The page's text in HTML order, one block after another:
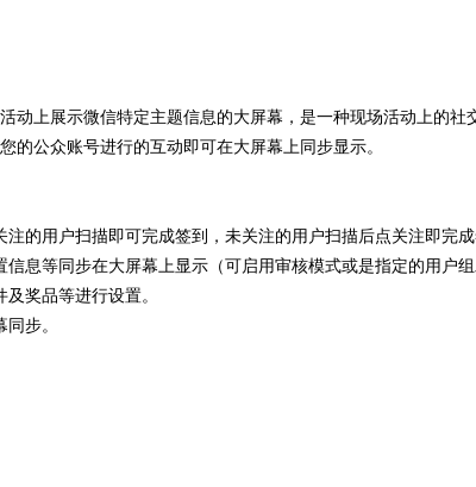
上展示微信特定主题信息的大屏幕，是一种现场活动上的社
公众账号进行的互动即可在大屏幕上同步显示。
的用户扫描即可完成签到，未关注的用户扫描后点关注即完
息等同步在大屏幕上显示（可启用审核模式或是指定的用户
奖品等进行设置。
步。